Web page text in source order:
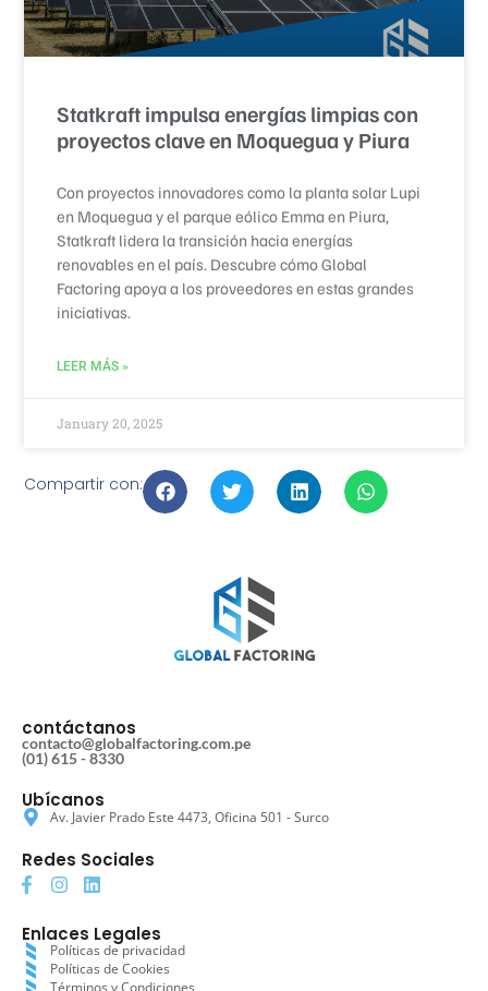
Statkraft impulsa energías limpias con
proyectos clave en Moquegua y Piura
Con proyectos innovadores como la planta solar Lupi
en Moquegua y el parque eólico Emma en Piura,
Statkraft lidera la transición hacia energías
renovables en el país. Descubre cómo Global
Factoring apoya a los proveedores en estas grandes
iniciativas.
LEER MÁS »
January 20, 2025
Compartir con:
contáctanos
contacto@globalfactoring.com.pe
(01) 615 - 8330
Ubícanos
Av. Javier Prado Este 4473, Oficina 501 - Surco
Redes Sociales
Enlaces Legales
Políticas de privacidad
Políticas de Cookies